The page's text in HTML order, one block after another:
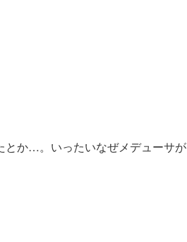
とか…。いったいなぜメデューサが